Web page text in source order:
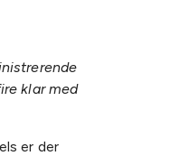
klar med
er der